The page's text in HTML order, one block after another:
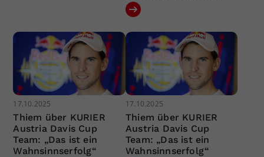
17.10.2025
Thiem über KURIER
Austria Davis Cup
Team: „Das ist ein
Wahnsinnserfolg“
17.10.2025
Thiem über KURIER
Austria Davis Cup
Team: „Das ist ein
Wahnsinnserfolg“